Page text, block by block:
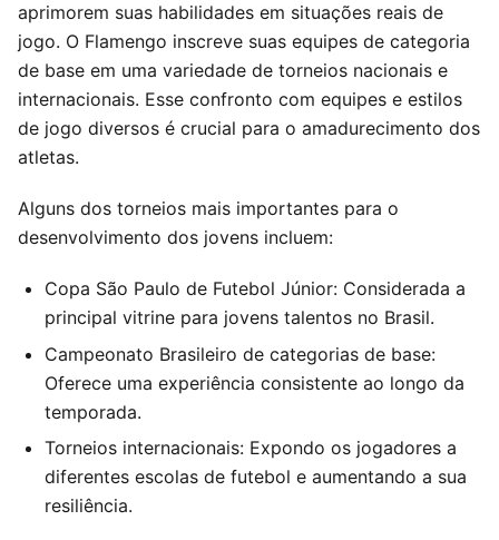
aprimorem suas habilidades em situações reais de
jogo. O Flamengo inscreve suas equipes de categoria
de base em uma variedade de torneios nacionais e
internacionais. Esse confronto com equipes e estilos
de jogo diversos é crucial para o amadurecimento dos
atletas.
Alguns dos torneios mais importantes para o
desenvolvimento dos jovens incluem:
Copa São Paulo de Futebol Júnior: Considerada a
principal vitrine para jovens talentos no Brasil.
Campeonato Brasileiro de categorias de base:
Oferece uma experiência consistente ao longo da
temporada.
Torneios internacionais: Expondo os jogadores a
diferentes escolas de futebol e aumentando a sua
resiliência.